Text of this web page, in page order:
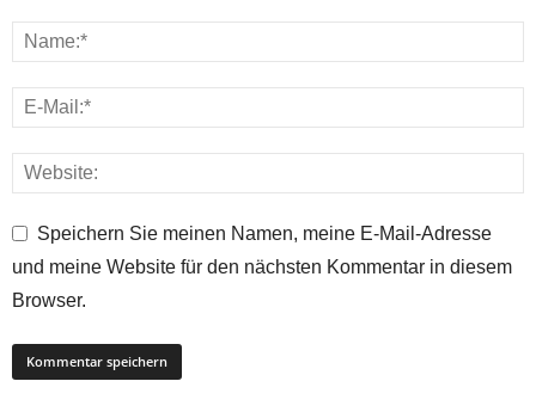
Speichern Sie meinen Namen, meine E-Mail-Adresse
und meine Website für den nächsten Kommentar in diesem
Browser.